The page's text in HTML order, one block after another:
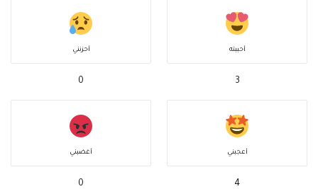
أحببته
3
أحزنني
0
أعجبني
4
أغضبني
0